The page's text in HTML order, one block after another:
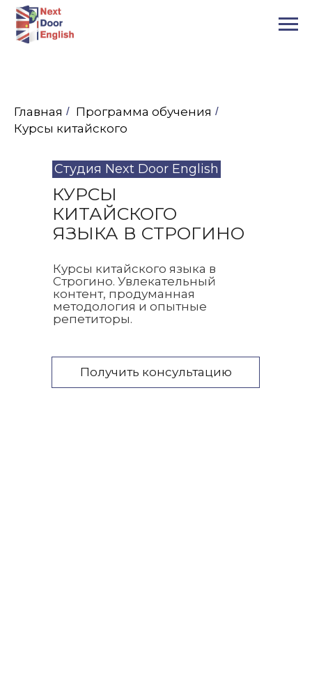
Главная / Программа обучения /
Курсы китайского
КУРСЫ
КИТАЙСКОГО
ЯЗЫКА В СТРОГИНО
Курсы китайского языка в
Строгино. Увлекательный
контент, продуманная
методология и опытные
репетиторы.
Получить консультацию
Студия Next Door English